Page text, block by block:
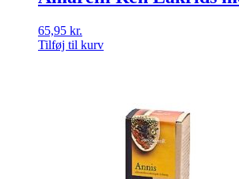
65,95 kr.
Tilføj til kurv